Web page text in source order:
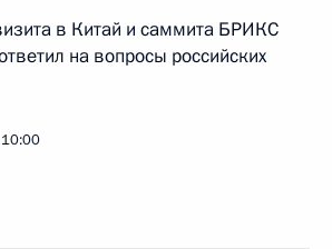
в Китай и саммита БРИКС
на вопросы российских
10:00